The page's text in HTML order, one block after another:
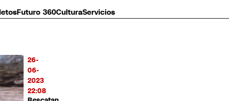
Futuro 360CulturaServicios
26-
06-
2023
22:08